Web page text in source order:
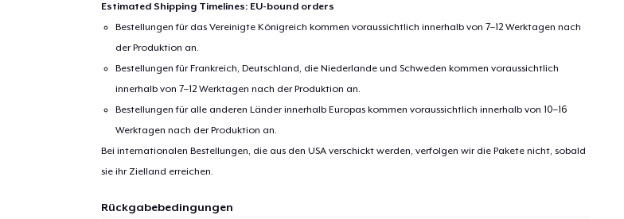
Estimated Shipping Timelines: EU-bound orders
Bestellungen für das Vereinigte Königreich kommen voraussichtlich innerhalb von 7–12 Werktagen nach
der Produktion an.
Bestellungen für Frankreich, Deutschland, die Niederlande und Schweden kommen voraussichtlich
innerhalb von 7–12 Werktagen nach der Produktion an.
Bestellungen für alle anderen Länder innerhalb Europas kommen voraussichtlich innerhalb von 10–16
Werktagen nach der Produktion an.
Bei internationalen Bestellungen, die aus den USA verschickt werden, verfolgen wir die Pakete nicht, sobald
sie ihr Zielland erreichen.
Rückgabebedingungen